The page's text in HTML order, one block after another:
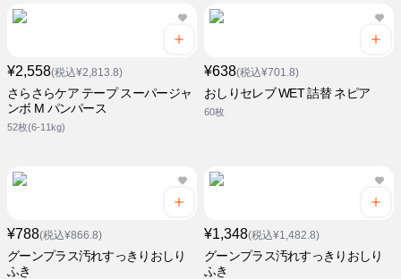
¥2,558(税込¥2,813.8)
さらさらケア テープ スーパージャ
ンボ M パンパース
52枚(6-11kg)
¥638(税込¥701.8)
おしりセレブ WET 詰替 ネピア
60枚
¥788(税込¥866.8)
グーンプラス汚れすっきりおしり
ふき
¥1,348(税込¥1,482.8)
グーンプラス汚れすっきりおしり
ふき